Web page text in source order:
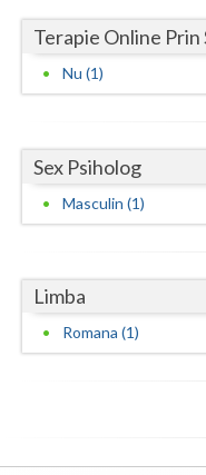
Terapie Online Prin
Nu (1)
Sex Psiholog
Masculin (1)
Limba
Romana (1)